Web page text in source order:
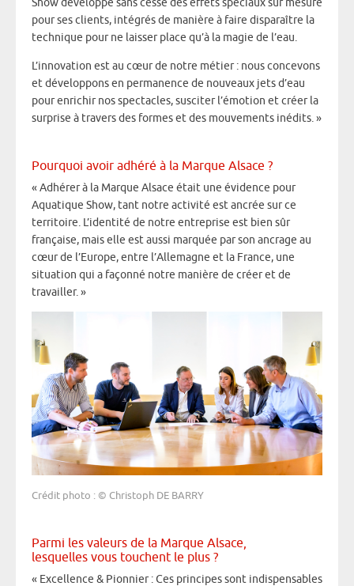
pour ses clients, intégrés de manière à faire disparaître la
technique pour ne laisser place qu’à la magie de l’eau.
L’innovation est au cœur de notre métier : nous concevons
et développons en permanence de nouveaux jets d’eau
pour enrichir nos spectacles, susciter l’émotion et créer la
surprise à travers des formes et des mouvements inédits. »
Pourquoi avoir adhéré à la Marque Alsace ?
« Adhérer à la Marque Alsace était une évidence pour
Aquatique Show, tant notre activité est ancrée sur ce
territoire. L’identité de notre entreprise est bien sûr
française, mais elle est aussi marquée par son ancrage au
cœur de l’Europe, entre l’Allemagne et la France, une
situation qui a façonné notre manière de créer et de
travailler. »
Crédit photo : © Christoph DE BARRY
Parmi les valeurs de la Marque Alsace,
lesquelles vous touchent le plus ?
« Excellence & Pionnier : Ces principes sont indispensables